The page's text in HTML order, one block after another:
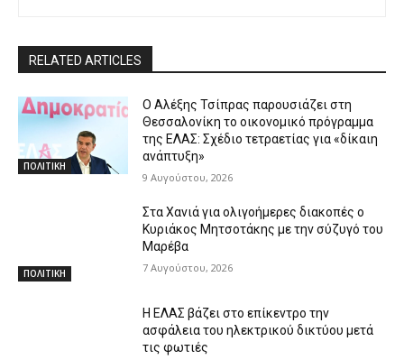
RELATED ARTICLES
ΠΟΛΙΤΙΚΗ
Ο Αλέξης Τσίπρας παρουσιάζει στη
Θεσσαλονίκη το οικονομικό πρόγραμμα
της ΕΛΑΣ: Σχέδιο τετραετίας για «δίκαιη
ανάπτυξη»
9 Αυγούστου, 2026
ΠΟΛΙΤΙΚΗ
Στα Χανιά για ολιγοήμερες διακοπές ο
Κυριάκος Μητσοτάκης με την σύζυγό του
Μαρέβα
7 Αυγούστου, 2026
Η ΕΛΑΣ βάζει στο επίκεντρο την
ασφάλεια του ηλεκτρικού δικτύου μετά
τις φωτιές